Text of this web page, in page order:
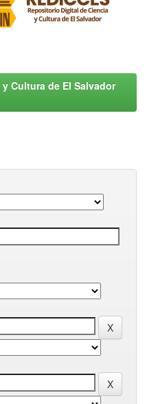
Cultura de El Salvador